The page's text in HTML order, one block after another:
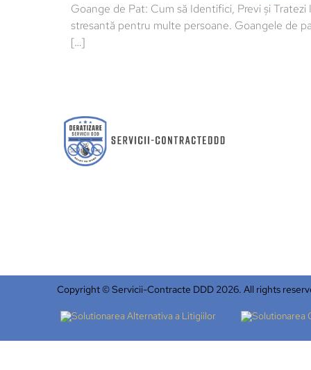
Goange de Pat: Cum să Identifici, Previ și
stresantă pentru multe persoane. Goangele de
[…]
Copyright © Servicii-Contracte DDD 2026. All rights